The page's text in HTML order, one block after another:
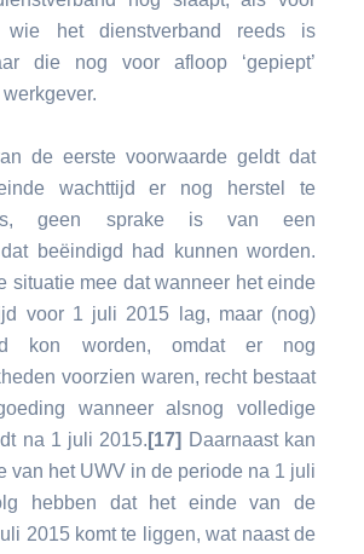
wie het dienstverband reeds is
die nog voor afloop ‘gepiept’
de eerste voorwaarde geldt dat
wachttijd er nog herstel te
is, geen sprake is van een
beëindigd had kunnen worden.
situatie mee dat wanneer het einde
voor 1 juli 2015 lag, maar (nog)
kon worden, omdat er nog
voorzien waren, recht bestaat
wanneer alsnog volledige
na 1 juli 2015. [17] Daarnaast kan
van het UWV in de periode na 1 juli
hebben dat het einde van de
2015 komt te liggen, wat naast de